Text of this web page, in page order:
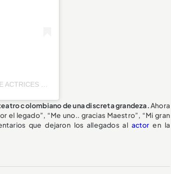
colombiano de una discreta grandeza.Ahora
el legado”, “Me uno.. gracias Maestro”, “Mi gran
que dejaron los allegados al actor en la